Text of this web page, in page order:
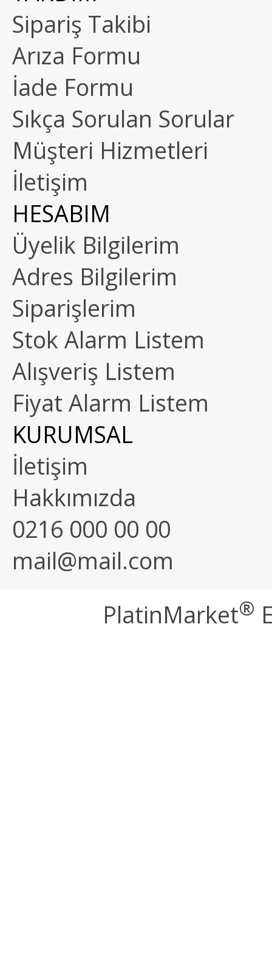
Sipariş Takibi
Arıza Formu
İade Formu
Sıkça Sorulan Sorular
Müşteri Hizmetleri
İletişim
HESABIM
Üyelik Bilgilerim
Adres Bilgilerim
Siparişlerim
Stok Alarm Listem
Alışveriş Listem
Fiyat Alarm Listem
KURUMSAL
İletişim
Hakkımızda
0216 000 00 00
mail@mail.com
PlatinMarket®